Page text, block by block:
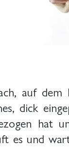
auf dem
dick
hat
es und